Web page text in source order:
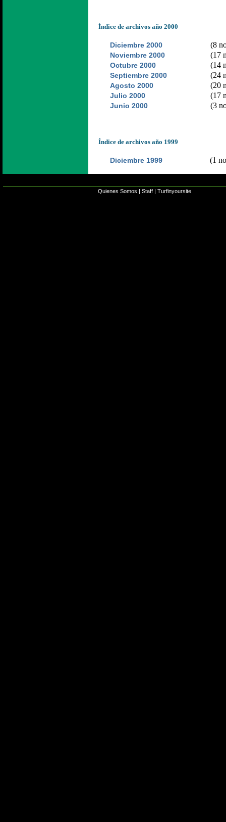
Índice de archivos año 2000
Diciembre 2000 (8
Noviembre 2000 (17
Octubre 2000 (14
Septiembre 2000 (24
Agosto 2000 (20
Julio 2000 (17
Junio 2000 (3
Índice de archivos año 1999
Diciembre 1999 (1
Quienes Somos | Staff | Turfinyoursite